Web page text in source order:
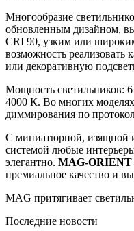
Многообразие
обновленным дизайном,
CRI 90, узким или
возможность реализовать
или декоративную
Мощность светильников:
4000 К. Во многих
диммирования по
С миниатюрной, изящной
системой любые
элегантно. MAG-ORIENT
премиальное качество и
MAG притягивает
Последние новости